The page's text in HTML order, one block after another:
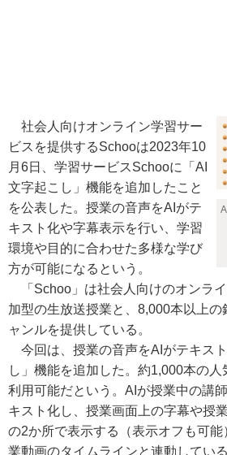
社会人向けオンライン学習サー
ビスを提供するSchooは2023年10
月6日、学習サービスSchooに「AI
文字起こし」機能を追加したこと
を公表した。授業の音声をAIがテ
キスト化や字幕表示を行い、学習
環境や目的に合わせた多様な学び
方が可能になるという。
「Schoo」は社会人向けのオンラ
加型の生放送授業と、8,000本以上
ャンルを提供している。
今回は、授業の音声をAIがテキス
し」機能を追加した。約1,000本の
利用可能だという。AIが授業中の講
キスト化し、授業画面上の字幕や授
の2か所で表示する（表示オフも可
業動画のタイムラインと連動してい